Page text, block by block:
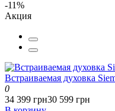
-11%
Акция
Встраиваемая духовка
0
34 399 грн30 599 грн